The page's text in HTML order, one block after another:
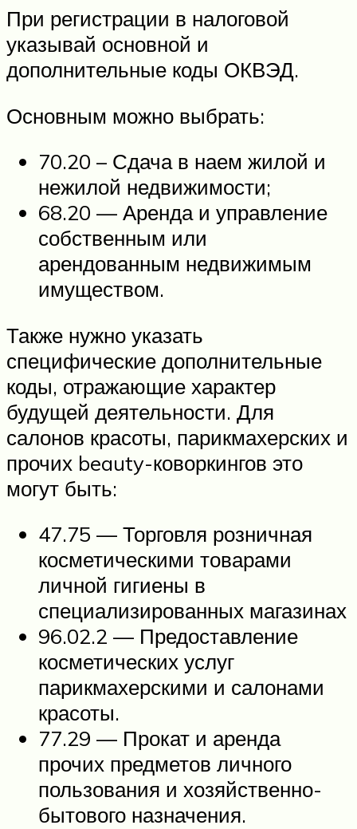
При регистрации в налоговой
указывай основной и
дополнительные коды ОКВЭД.
Основным можно выбрать:
70.20 – Сдача в наем жилой и
нежилой недвижимости;
68.20 — Аренда и управление
собственным или
арендованным недвижимым
имуществом.
Также нужно указать
специфические дополнительные
коды, отражающие характер
будущей деятельности. Для
салонов красоты, парикмахерских и
прочих beauty-коворкингов это
могут быть:
47.75 — Торговля розничная
косметическими товарами
личной гигиены в
специализированных магазинах
96.02.2 — Предоставление
косметических услуг
парикмахерскими и салонами
красоты.
77.29 — Прокат и аренда
прочих предметов личного
пользования и хозяйственно-
бытового назначения.